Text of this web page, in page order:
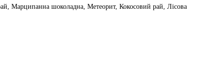
Марципанна шоколадна, Метеорит, Кокосовий рай, Лісова